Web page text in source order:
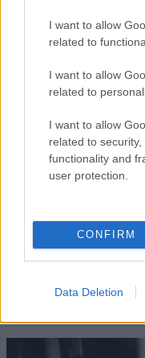
I want to allow
related to
I want to allow
related to
I want to allow
related to
functionality and
user protection.
CONFIRM
Data Deletion